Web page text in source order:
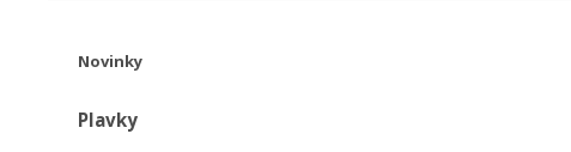
Novinky
Plavky